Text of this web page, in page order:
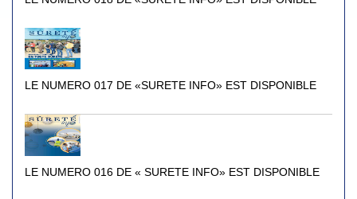
LE NUMERO 017 DE «SURETE INFO» EST DISPONIBLE
LE NUMERO 016 DE « SURETE INFO» EST DISPONIBLE